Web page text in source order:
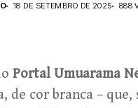
18 DE SETEMBRO DE 2025 888
Portal Umuarama
de cor branca –